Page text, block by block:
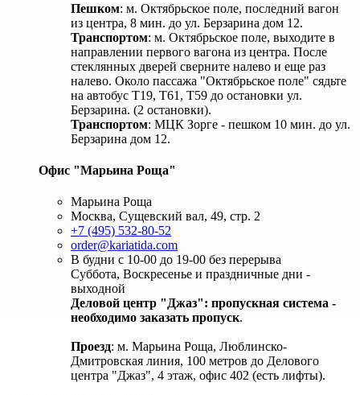
Пешком: м. Октябрьское поле, последний вагон
из центра, 8 мин. до ул. Берзарина дом 12.
Транспортом: м. Октябрьское поле, выходите в
направлении первого вагона из центра. После
стеклянных дверей сверните налево и еще раз
налево. Около пассажа "Октябрьское поле" сядьте
на автобус Т19, Т61, Т59 до остановки ул.
Берзарина. (2 остановки).
Транспортом: МЦК Зорге - пешком 10 мин. до ул.
Берзарина дом 12.
Офис "Марьина Роща"
Марьина Роща
Москва, Сущевский вал, 49, стр. 2
+7 (495) 532-80-52
order@kariatida.com
В будни с 10-00 до 19-00 без перерыва
Суббота, Воскресенье и праздничные дни -
выходной
Деловой центр "Джаз": пропускная система -
необходимо заказать пропуск.
Проезд: м. Марьина Роща, Люблинско-
Дмитровская линия, 100 метров до Делового
центра "Джаз", 4 этаж, офис 402 (есть лифты).